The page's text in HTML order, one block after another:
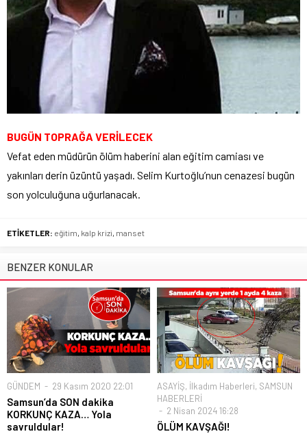
BUGÜN TOPRAĞA VERİLECEK
Vefat eden müdürün ölüm haberini alan eğitim camiası ve
yakınları derin üzüntü yaşadı. Selim Kurtoğlu’nun cenazesi bugün
son yolculuğuna uğurlanacak.
ETİKETLER: eğitim kalp krizi manset
BENZER KONULAR
GÜNDEM 29 Kasım 2020 22:01
Samsun’da SON dakika
KORKUNÇ KAZA… Yola
savruldular!
ASAYİŞ, İlkadım Haberleri, SAMSUN
HABERLERİ
2 Nisan 2024 16:28
ÖLÜM KAVŞAĞI!